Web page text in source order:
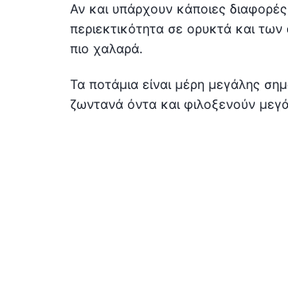
Αν και υπάρχουν κάποιες
περιεκτικότητα σε ορυκτά και
πιο χαλαρά.
Τα ποτάμια είναι μέρη μεγάλης
ζωντανά όντα και φιλοξενούν